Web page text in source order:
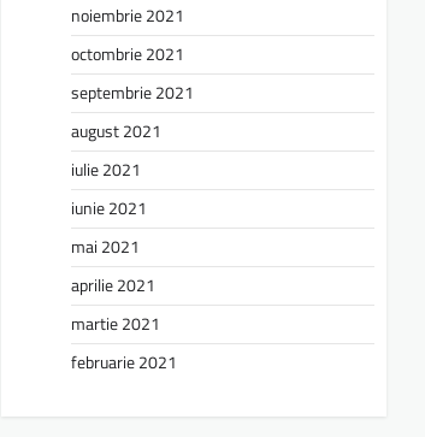
noiembrie 2021
octombrie 2021
septembrie 2021
august 2021
iulie 2021
iunie 2021
mai 2021
aprilie 2021
martie 2021
februarie 2021